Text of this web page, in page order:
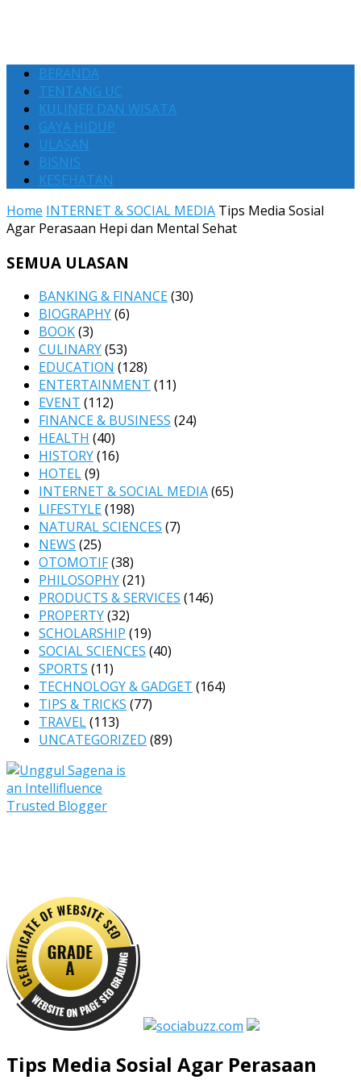
BERANDA
TENTANG UC
KULINER DAN WISATA
GAYA HIDUP
ULASAN
BISNIS
KESEHATAN
Home INTERNET & SOCIAL MEDIA Tips Media Sosial
Agar Perasaan Hepi dan Mental Sehat
SEMUA ULASAN
BANKING & FINANCE(30)
BIOGRAPHY(6)
BOOK(3)
CULINARY(53)
EDUCATION (128)
ENTERTAINMENT (11)
EVENT (112)
FINANCE & BUSINESS (24)
HEALTH (40)
HISTORY(16)
HOTEL(9)
INTERNET & SOCIAL MEDIA(65)
LIFESTYLE(198)
NATURAL SCIENCES (7)
NEWS (25)
OTOMOTIF(38)
PHILOSOPHY(21)
PRODUCTS & SERVICES (146)
PROPERTY(32)
SCHOLARSHIP (19)
SOCIAL SCIENCES (40)
SPORTS (11)
TECHNOLOGY & GADGET (164)
TIPS & TRICKS (77)
TRAVEL(113)
UNCATEGORIZED (89)
Tips Media Sosial Agar Perasaan